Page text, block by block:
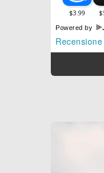
Powered by
Recensione